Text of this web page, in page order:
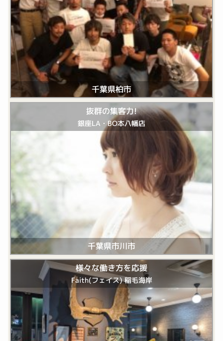
千葉県柏市
抜群の集客力!
銀座LA・BO本八幡店
千葉県市川市
様々な働き方を応援
Faith(フェイス) 稲毛海岸